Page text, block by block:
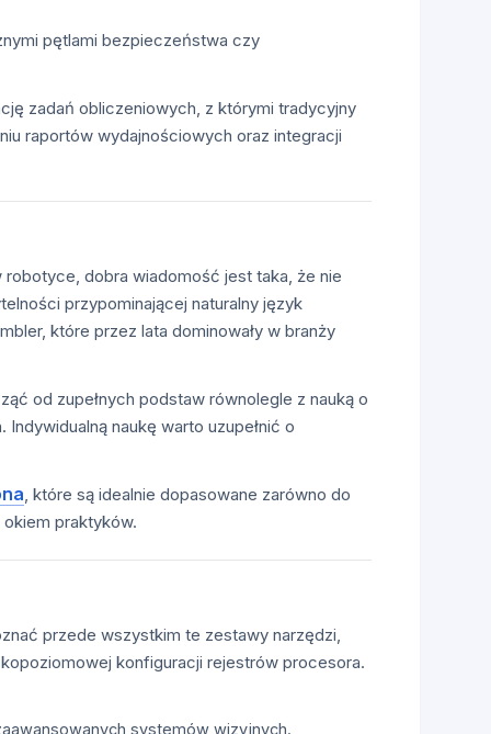
pętlami bezpieczeństwa czy
zadań obliczeniowych, z którymi tradycyjny
raportów wydajnościowych oraz integracji
robotyce, dobra wiadomość jest taka, że nie
przypominającej naturalny język
które przez lata dominowały w branży
od zupełnych podstaw równolegle z nauką o
naukę warto uzupełnić o
, które są idealnie dopasowane zarówno do
praktyków.
przede wszystkim te zestawy narzędzi,
konfiguracji rejestrów procesora.
systemów wizyjnych.